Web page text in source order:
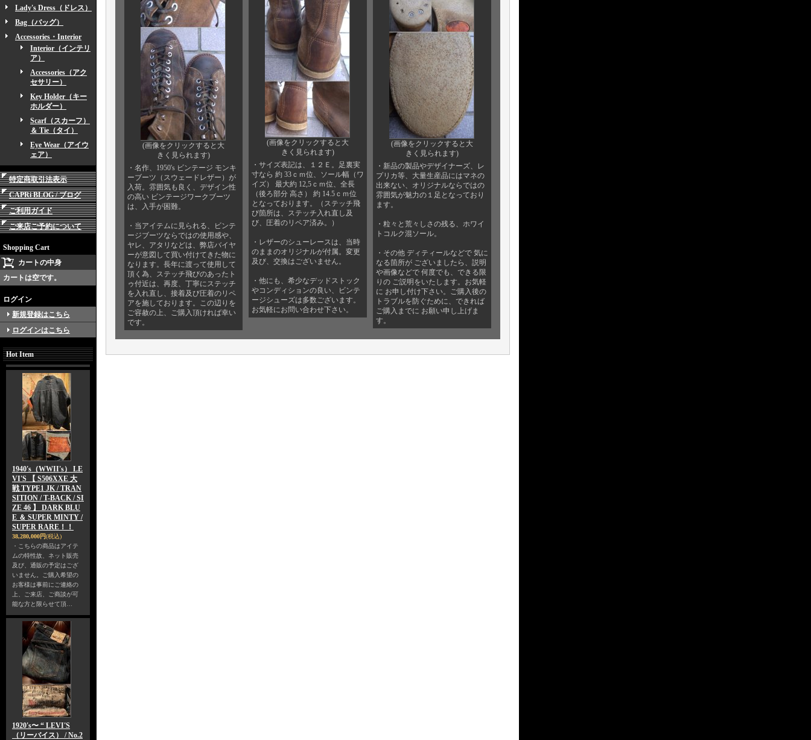
Lady's Dress（ドレス）
Bag（バッグ）
Accessories・Interior
Interior（インテリ
ア）
Accessories（アク
セサリー）
Key Holder（キー
ホルダー）
Scarf（スカーフ）
＆ Tie（タイ）
Eye Wear（アイウ
ェア）
特定商取引法表示
CAPRi BLOG / ブログ
ご利用ガイド
ご来店ご予約について
Shopping Cart
カートの中身
カートは空です。
ログイン
新規登録はこちら
ログインはこちら
Hot Item
1940's（WWII's） LE
VI'S 【 S506XXE 大
戦 TYPE1 JK / TRAN
SITION / T-BACK / SI
ZE 46 】 DARK BLU
E ＆ SUPER MINTY /
SUPER RARE！！
38,280,000円(税込)
・こちらの商品はアイテ
ムの特性故、ネット販売
及び、通販の予定はござ
いません。ご購入希望の
お客様は事前にご連絡の
上、ご来店、ご商談が可
能な方と限らせて頂…
1920's〜 “ LEVI'S
（リーバイス） / No.2
(画像をクリックすると大
きく見られます)
・名作、1950's ビンテージ モンキ
ーブーツ（スウェードレザー）が
入荷。雰囲気も良く、デザイン性
の高い ビンテージワークブーツ
は、入手が困難。
・当アイテムに見られる、ビンテ
ージブーツならではの使用感や、
ヤレ、アタリなどは、弊店バイヤ
ーが意図して買い付けてきた物に
なります。長年に渡って使用して
頂く為、ステッチ飛びのあったト
ゥ付近は、再度、丁寧にステッチ
を入れ直し、接着及び圧着のリペ
アを施しております。この辺りを
ご容赦の上、ご購入頂ければ幸い
です。
(画像をクリックすると大
きく見られます)
・サイズ表記は、１２Ｅ。足裏実
寸なら 約 33ｃｍ位、ソール幅（ワ
イズ） 最大約 12,5ｃｍ位、全長
（後ろ部分 高さ） 約 14.5ｃｍ位
となっております。（ステッチ飛
び箇所は、ステッチ入れ直し及
び、圧着のリペア済み。）
・レザーのシューレースは、当時
のままのオリジナルが付属。変更
及び、交換はございません。
・他にも、希少なデッドストック
やコンディションの良い、ビンテ
ージシューズは多数ございます。
お気軽にお問い合わせ下さい。
(画像をクリックすると大
きく見られます)
・新品の製品やデザイナーズ、レ
プリカ等、大量生産品にはマネの
出来ない、オリジナルならではの
雰囲気が魅力の１足となっており
ます。
・粒々と荒々しさの残る、ホワイ
トコルク混ソール。
・その他 ディティールなどで 気に
なる箇所が ございましたら、説明
や画像などで 何度でも、できる限
りの ご説明をいたします。お気軽
に お申し付け下さい。ご購入後の
トラブルを防ぐために、できれば
ご購入までに お願い申し上げま
す。